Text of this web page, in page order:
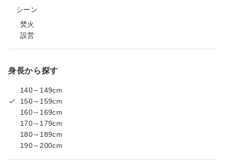
シーン
焚火
設営
身長から探す
140～149cm
150～159cm
160～169cm
170～179cm
180～189cm
190～200cm